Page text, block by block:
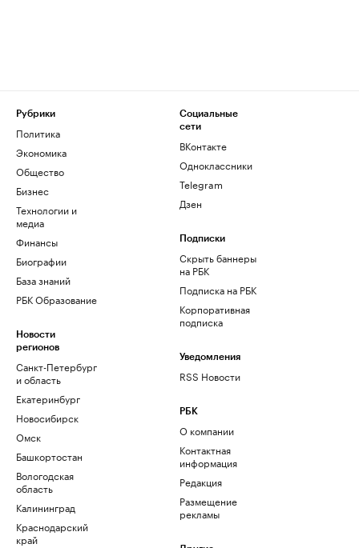
Рубрики
Политика
Экономика
Общество
Бизнес
Технологии и
медиа
Финансы
Биографии
База знаний
РБК Образование
Новости
регионов
Санкт-Петербург
и область
Екатеринбург
Новосибирск
Омск
Башкортостан
Вологодская
область
Калининград
Краснодарский
край
Социальные
сети
ВКонтакте
Одноклассники
Telegram
Дзен
Подписки
Скрыть баннеры
на РБК
Подписка на РБК
Корпоративная
подписка
Уведомления
RSS Новости
РБК
О компании
Контактная
информация
Редакция
Размещение
рекламы